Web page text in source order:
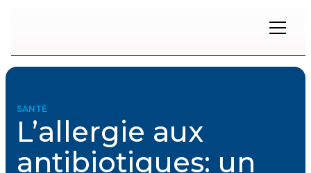
SANTÉ
L’allergie aux
antibiotiques: un
Restons
en
contact
Inscrivez-
vous
à
notre